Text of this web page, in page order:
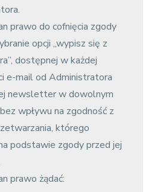
prawo do cofnięcia zgody
opcji „wypisz się z
dostępnej w każdej
e-mail od Administratora
newsletterw dowolnym
wpływu na zgodność z
którego
podstawie zgody przed jej
prawo żądać: